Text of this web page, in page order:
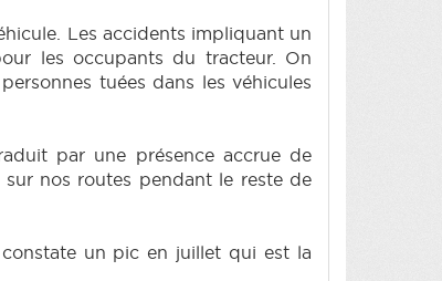
Les accidents impliquant un
les occupants du tracteur. On
tuées dans les véhicules
par une présence accrue de
nos routes pendant le reste de
un pic en juillet qui est la